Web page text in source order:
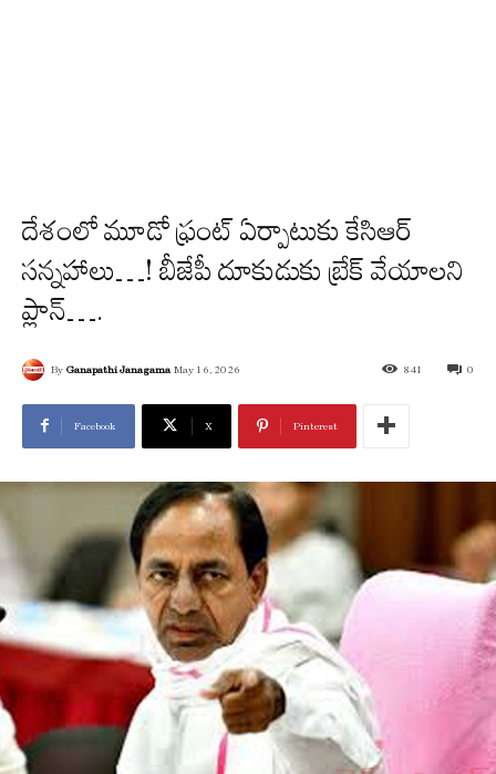
దేశంలో మూడో ఫ్రంట్ ఏర్పాటుకు కేసిఆర్
స‌న్న‌హాలు…! బీజేపీ దూకుడుకు బ్రేక్ వేయాల‌ని
ప్లాన్‌….
By Ganapathi Janagama May 16, 2026 0
841
Facebook X Pinterest